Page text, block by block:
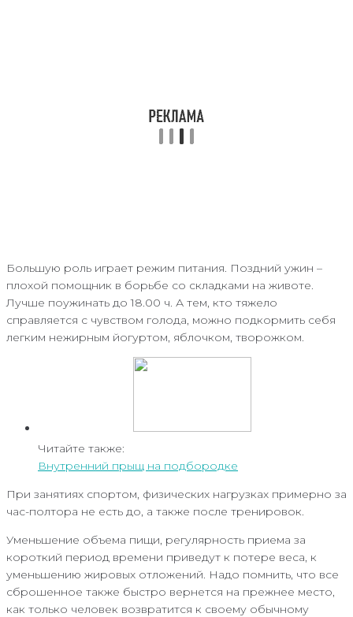
Большую роль играет режим питания. Поздний ужин –
плохой помощник в борьбе со складками на животе.
Лучше поужинать до 18.00 ч. А тем, кто тяжело
справляется с чувством голода, можно подкормить себя
легким нежирным йогуртом, яблочком, творожком.
Читайте также:
Внутренний прыщ на подбородке
При занятиях спортом, физических нагрузках примерно за
час-полтора не есть до, а также после тренировок.
Уменьшение объема пищи, регулярность приема за
короткий период времени приведут к потере веса, к
уменьшению жировых отложений. Надо помнить, что все
сброшенное также быстро вернется на прежнее место,
как только человек возвратится к своему обычному